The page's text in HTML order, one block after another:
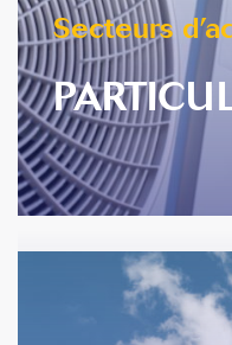
Secteurs
En savoir plus